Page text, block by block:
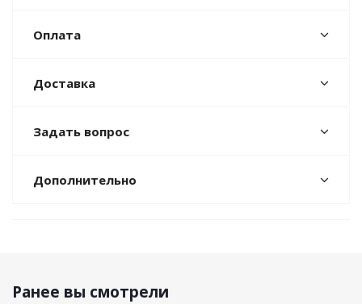
Оплата
Доставка
Задать вопрос
Дополнительно
Ранее вы смотрели